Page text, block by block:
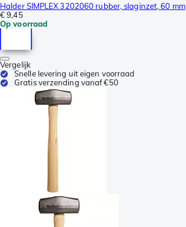
Halder SIMPLEX 3202060 rubber, slaginzet, 60 mm
€ 9,45
Op voorraad
Vergelijk
Snelle levering uit eigen voorraad
Gratis verzending vanaf €50